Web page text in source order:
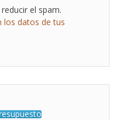
el spam.
los datos de tus